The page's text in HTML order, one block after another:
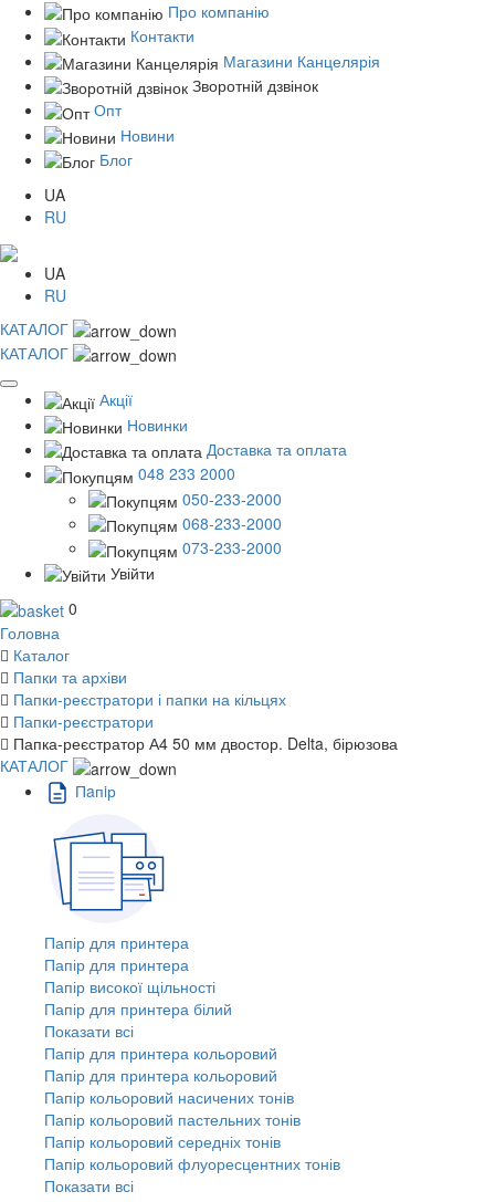
Про компанію
Контакти
Магазини Канцелярія
Зворотній дзвінок
Опт
Новини
Блог
UA
RU
UA
RU
КАТАЛОГ
КАТАЛОГ
Акції
Новинки
Доставка та оплата
048 233 2000
050-233-2000
068-233-2000
073-233-2000
Увійти
0
Головна
Каталог
Папки та архіви
Папки-реєстратори і папки на кільцях
Папки-реєстратори
Папка-реєстратор А4 50 мм двостор. Delta, бірюзова
КАТАЛОГ
Пaпiр
Папір для принтера
Папір для принтера
Папір високої щільності
Папір для принтера білий
Показати всі
Папір для принтера кольоровий
Папір для принтера кольоровий
Папір кольоровий насичених тонів
Папір кольоровий пастельних тонів
Папір кольоровий середніх тонів
Папір кольоровий флуоресцентних тонів
Показати всі